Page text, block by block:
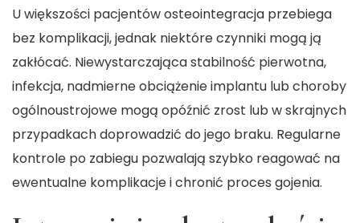
U większości pacjentów osteointegracja przebiega
bez komplikacji, jednak niektóre czynniki mogą ją
zakłócać. Niewystarczająca stabilność pierwotna,
infekcja, nadmierne obciążenie implantu lub choroby
ogólnoustrojowe mogą opóźnić zrost lub w skrajnych
przypadkach doprowadzić do jego braku. Regularne
kontrole po zabiegu pozwalają szybko reagować na
ewentualne komplikacje i chronić proces gojenia.